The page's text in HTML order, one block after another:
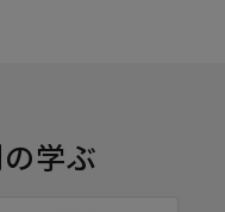
学ぶ